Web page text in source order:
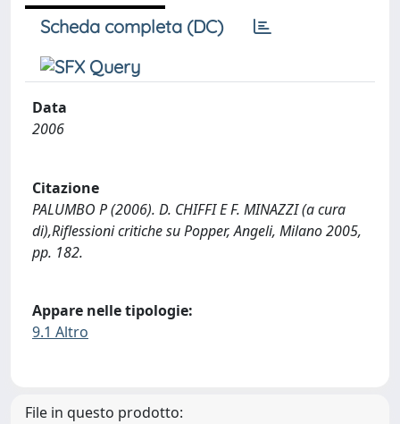
Scheda completa (DC)
Data
2006
Citazione
PALUMBO P (2006). D. CHIFFI E F. MINAZZI (a cura
di),Riflessioni critiche su Popper, Angeli, Milano 2005,
pp. 182.
Appare nelle tipologie:
9.1 Altro
File in questo prodotto: